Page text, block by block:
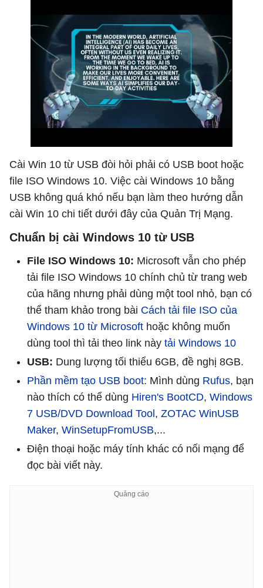
Cài Win 10 từ USB đòi hỏi phải có USB boot hoặc
file ISO Windows 10. Việc cài Windows 10 bằng
USB không quá khó nếu bạn làm theo hướng dẫn
cài Win 10 chi tiết dưới đây của Quản Trị Mạng.
Chuẩn bị cài Windows 10 từ USB
File ISO Windows 10: Microsoft vẫn cho phép
tải file ISO Windows 10 chính chủ từ trang web
của hãng nhưng phải dùng một tool nhỏ, bạn có
thể tham khảo trong bài Cách tải file ISO của
Windows 10 từ Microsoft hoặc không muốn
dùng tool thì tải theo link này tải Windows 10
USB: Dung lượng tối thiểu 6GB, đề nghị 8GB.
Phần mềm tạo USB boot: Mình dùng Rufus, bạn
nào thích có thể dùng Hiren's BootCD, Windows
7 USB/DVD Download Tool , ZOTAC WinUSB
Maker, WinSetupFromUSB,...
Điện thoại hoặc máy tính khác có nối mạng để
đọc bài viết này.